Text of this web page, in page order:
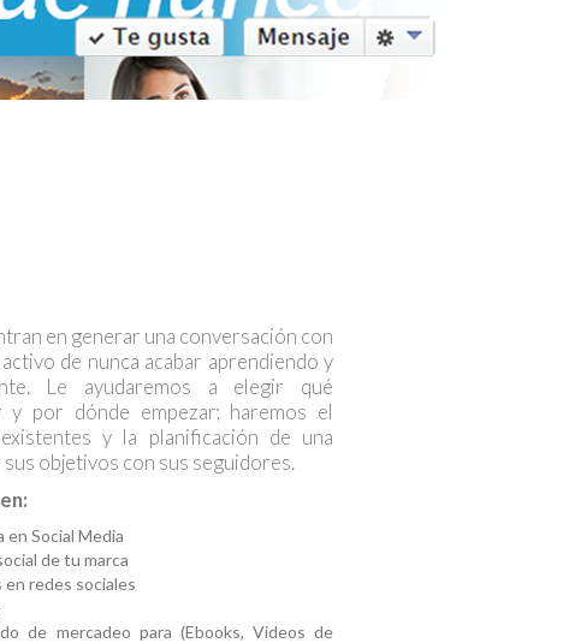
en generar una conversación con
de nunca acabar aprendiendo y
Le ayudaremos a elegir qué
y por dónde empezar; haremos el
y la planificación de una
objetivos con sus seguidores.
Social Media
de tu marca
redes sociales
de mercadeo para (Ebooks, Videos de